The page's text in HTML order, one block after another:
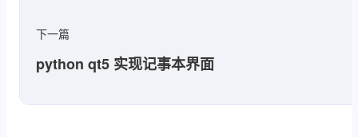
下一篇
python qt5 实现记事本界面